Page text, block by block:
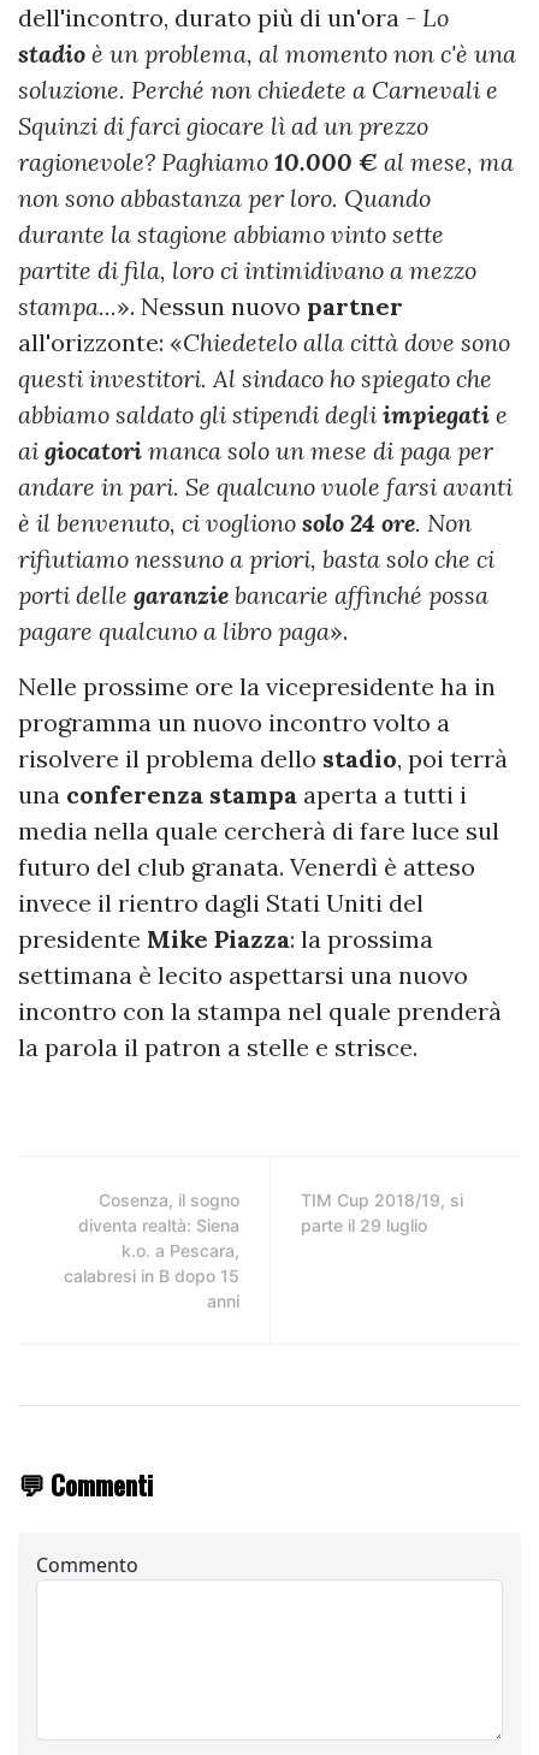
dell'incontro, durato più di un'ora - Lo
stadio è un problema, al momento non c'è una
soluzione. Perché non chiedete a Carnevali e
Squinzi di farci giocare lì ad un prezzo
ragionevole? Paghiamo 10.000 € al mese, ma
non sono abbastanza per loro. Quando
durante la stagione abbiamo vinto sette
partite di fila, loro ci intimidivano a mezzo
stampa...». Nessun nuovo partner
all'orizzonte: «Chiedetelo alla città dove sono
questi investitori. Al sindaco ho spiegato che
abbiamo saldato gli stipendi degli impiegati e
ai giocatori manca solo un mese di paga per
andare in pari. Se qualcuno vuole farsi avanti
è il benvenuto, ci vogliono solo 24 ore. Non
rifiutiamo nessuno a priori, basta solo che ci
porti delle garanzie bancarie affinché possa
pagare qualcuno a libro paga».
Nelle prossime ore la vicepresidente ha in
programma un nuovo incontro volto a
risolvere il problema dello stadio, poi terrà
una conferenza stampa aperta a tutti i
media nella quale cercherà di fare luce sul
futuro del club granata. Venerdì è atteso
invece il rientro dagli Stati Uniti del
presidente Mike Piazza: la prossima
settimana è lecito aspettarsi una nuovo
incontro con la stampa nel quale prenderà
la parola il patron a stelle e strisce.
Cosenza, il sogno
diventa realtà: Siena
k.o. a Pescara,
calabresi in B dopo 15
anni
TIM Cup 2018/19, si
parte il 29 luglio
💬 Commenti